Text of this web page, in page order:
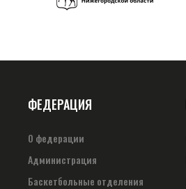
ФЕДЕРАЦИЯ
О федерации
Администрация
Баскетбольные отделения